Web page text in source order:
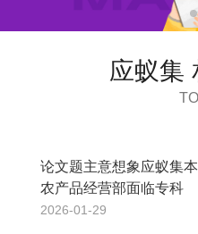
应蚁集
论文题主意想象应蚁集
农产品经营部面临专科
2026-01-29